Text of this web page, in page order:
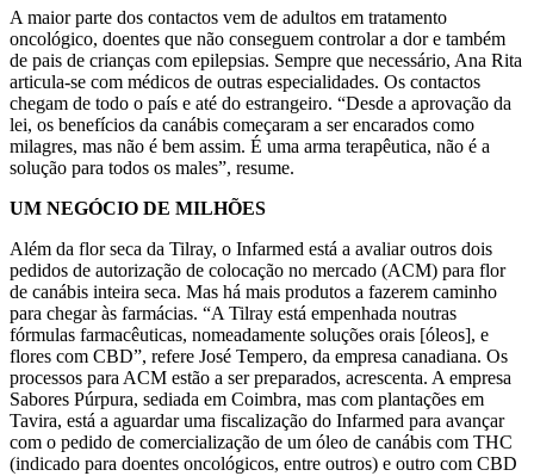
A maior parte dos contactos vem de adultos em tratamento
oncológico, doentes que não conseguem controlar a dor e também
de pais de crianças com epilepsias. Sempre que necessário, Ana Rita
articula-se com médicos de outras especialidades. Os contactos
chegam de todo o país e até do estrangeiro. “Desde a aprovação da
lei, os benefícios da canábis começaram a ser encarados como
milagres, mas não é bem assim. É uma arma terapêutica, não é a
solução para todos os males”, resume.
UM NEGÓCIO DE MILHÕES
Além da flor seca da Tilray, o Infarmed está a avaliar outros dois
pedidos de autorização de colocação no mercado (ACM) para flor
de canábis inteira seca. Mas há mais produtos a fazerem caminho
para chegar às farmácias. “A Tilray está empenhada noutras
fórmulas farmacêuticas, nomeadamente soluções orais [óleos], e
flores com CBD”, refere José Tempero, da empresa canadiana. Os
processos para ACM estão a ser preparados, acrescenta. A empresa
Sabores Púrpura, sediada em Coimbra, mas com plantações em
Tavira, está a aguardar uma fiscalização do Infarmed para avançar
com o pedido de comercialização de um óleo de canábis com THC
(indicado para doentes oncológicos, entre outros) e outro com CBD